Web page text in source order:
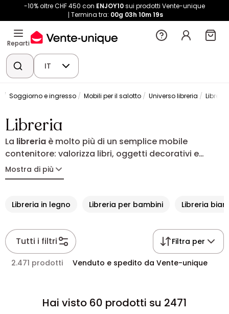
-10% oltre CHF 450 con ENJOY10sui prodotti Vente-unique
Termina tra: 00g 03h 10m 19s
Reparti
IT
Soggiorno e ingresso Mobili per il salotto Universo libreria Libreria
Libreria
La libreria è molto più di un semplice mobile
contenitore: valorizza libri, oggetti decorativi e
ricordi, contribuendo a organizzare e personalizzare
gli spazi. Alta, stretta, a parete o dal design
ambiente della casa. Scoprite la libreria ideale per
arredamento.
Mostra di più
Libreria in legno Libreria per bambini Libreria
Tutti i filtri Filtra per
2.471 prodotti Venduto e spedito da Vente-unique
Hai visto 60 prodotti su 2471